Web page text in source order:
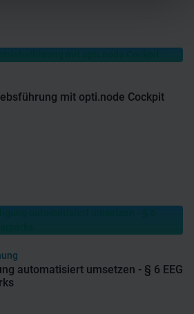
mit opti.node Cockpit
automatisiert umsetzen - § 6 EEG